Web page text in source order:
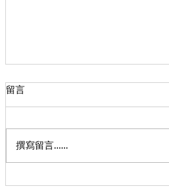
留言
撰寫留言......